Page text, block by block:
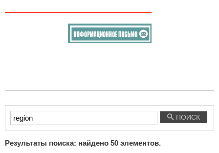
Введите
текст
поиска...
ПОИСК
Результаты поиска: найдено 50 элементов.